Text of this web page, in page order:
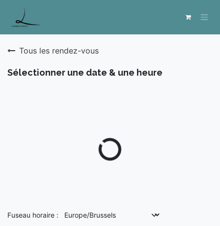
Tous les rendez-vous
Sélectionner une date & une heure
Fuseau horaire :